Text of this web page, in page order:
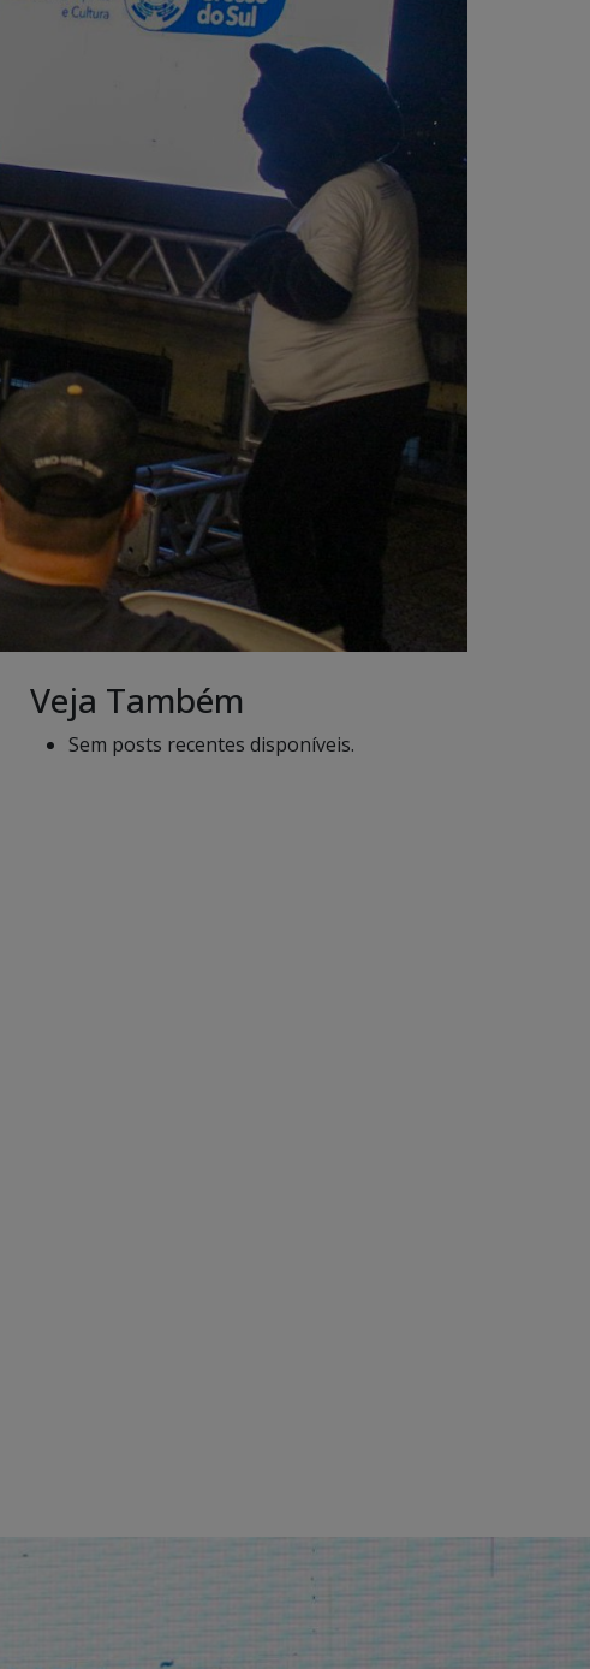
Veja Também
Sem posts recentes disponíveis.